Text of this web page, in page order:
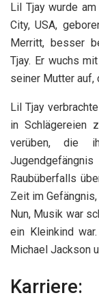
Lil Tjay wurde
City, USA,
Merritt, besser
Tjay. Er wuchs
seiner Mutter auf,
Lil Tjay
in Schlägereien
verüben, die
Raubüberfalls
Zeit im
Nun, Musik war
ein Kleinkind
Michael Jackson
Karriere: